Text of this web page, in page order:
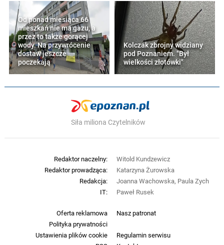
Od ponad miesiąca 66
mieszkań nie ma gazu, a
przez to także gorącej
wody. Na przywrócenie
dostaw jeszcze
poczekają
Kolczak zbrojny widziany
pod Poznaniem. "Był
wielkości złotówki"
Siła miliona Czytelników
Oferta reklamowa
Nasz patronat
Polityka prywatności
Ustawienia plików cookie
Regulamin serwisu
Redaktor naczelny:
Witold Kundzewicz
Redaktor prowadząca:
Katarzyna Żurowska
Redakcja:
Joanna Wachowska, Paula Zych
IT:
Paweł Rusek